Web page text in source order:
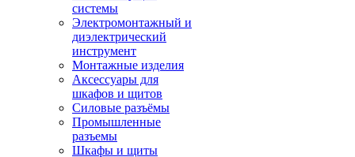
системы
Электромонтажный и
диэлектрический
инструмент
Монтажные изделия
Аксессуары для
шкафов и щитов
Силовые разъёмы
Промышленные
разъемы
Шкафы и щиты